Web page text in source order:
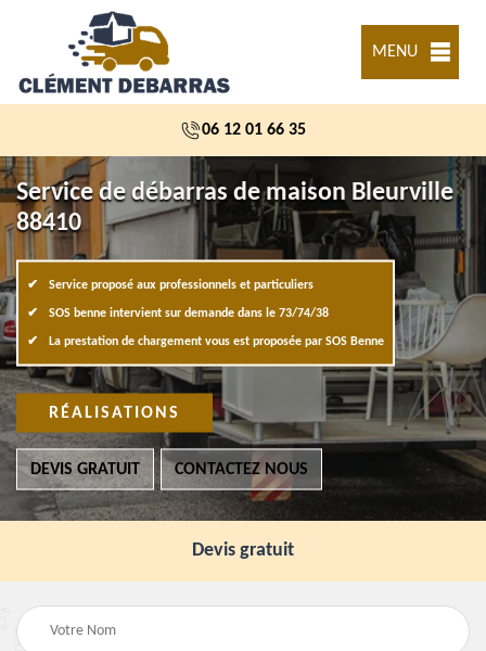
MENU
06 12 01 66 35
Service de débarras de maison Bleurville
88410
Service proposé aux professionnels et particuliers
SOS benne intervient sur demande dans le 73/74/38
La prestation de chargement vous est proposée par SOS Benne
RÉALISATIONS
DEVIS GRATUIT CONTACTEZ NOUS
Devis gratuit